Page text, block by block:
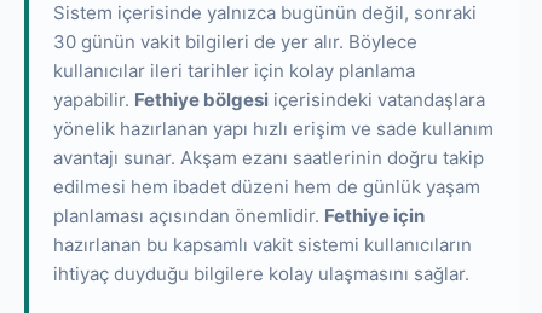
Sistem içerisinde yalnızca bugünün değil, sonraki
30 günün vakit bilgileri de yer alır. Böylece
kullanıcılar ileri tarihler için kolay planlama
yapabilir. Fethiye bölgesi içerisindeki vatandaşlara
yönelik hazırlanan yapı hızlı erişim ve sade kullanım
avantajı sunar. Akşam ezanı saatlerinin doğru takip
edilmesi hem ibadet düzeni hem de günlük yaşam
planlaması açısından önemlidir. Fethiye için
hazırlanan bu kapsamlı vakit sistemi kullanıcıların
ihtiyaç duyduğu bilgilere kolay ulaşmasını sağlar.